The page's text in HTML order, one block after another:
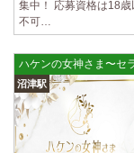
集中！ 応募資格は18歳
不可…
ハケンの女神さま〜セ
沼津駅